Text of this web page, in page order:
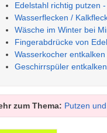
Edelstahl richtig putzen
Wasserflecken /
Wäsche im Winter bei
Fingerabdrücke von
Wasserkocher
Geschirrspüler
zum Thema: Putzen